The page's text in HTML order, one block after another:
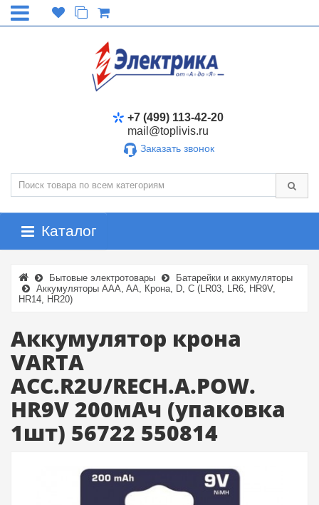
+7 (499) 113-42-20
mail@toplivis.ru
Заказать звонок
Каталог
Бытовые электротовары
Батарейки и аккумуляторы
Аккумуляторы AAA, AA, Крона, D, C (LR03, LR6, HR9V,
HR14, HR20)
Аккумулятор крона
VARTA
ACC.R2U/RECH.A.POW.
HR9V 200мАч (упаковка
1шт) 56722 550814